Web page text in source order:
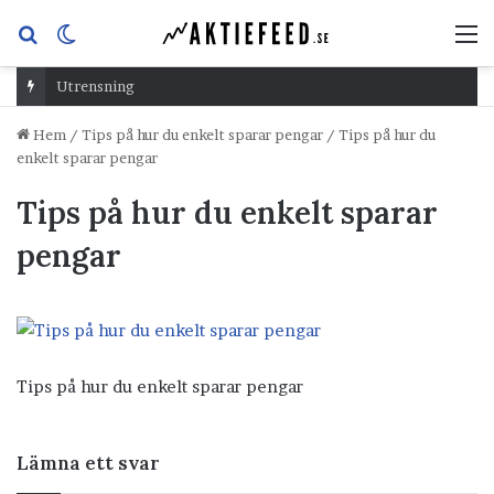
Sök
efterskin
Utrensning
Hem / Tips på hur du enkelt sparar pengar / Tips på hur du
enkelt sparar pengar
Tips på hur du enkelt sparar
pengar
Tips på hur du enkelt sparar pengar
Lämna ett svar